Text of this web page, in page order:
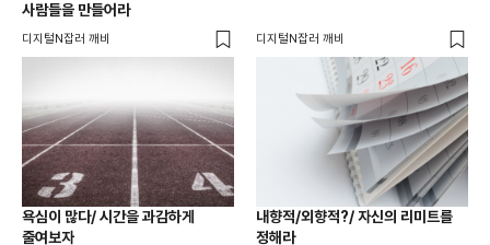
사람들을 만들어라
디지털N잡러 깨비 디지털N잡러 깨비
욕심이 많다/ 시간을 과감하게
줄여보자
내향적/외향적?/ 자신의 리미트를
정해라